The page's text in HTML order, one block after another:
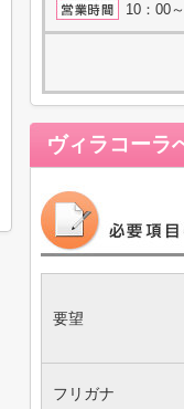
10：00
ヴィラコーラ
要望
フリガナ